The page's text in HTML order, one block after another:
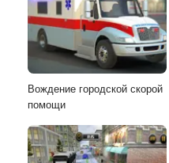
Вождение городской скорой
помощи